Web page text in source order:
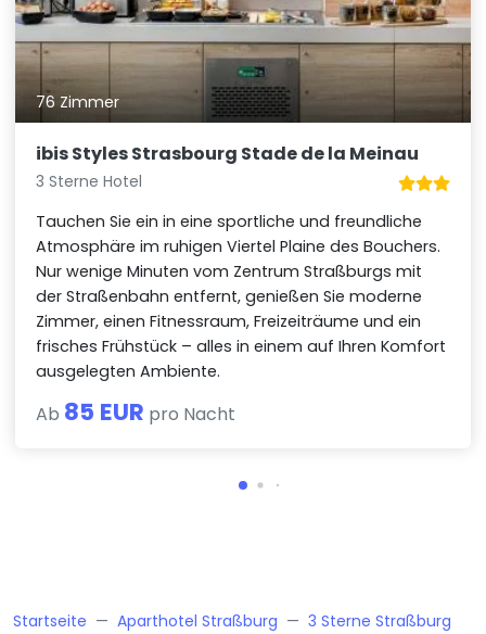
76 Zimmer
ibis Styles Strasbourg Stade de la Meinau
3 Sterne Hotel
Tauchen Sie ein in eine sportliche und freundliche
Atmosphäre im ruhigen Viertel Plaine des Bouchers.
Nur wenige Minuten vom Zentrum Straßburgs mit
der Straßenbahn entfernt, genießen Sie moderne
Zimmer, einen Fitnessraum, Freizeiträume und ein
frisches Frühstück – alles in einem auf Ihren Komfort
ausgelegten Ambiente.
Ab 85 EUR pro Nacht
Startseite Aparthotel Straßburg
3 Sterne Straßburg